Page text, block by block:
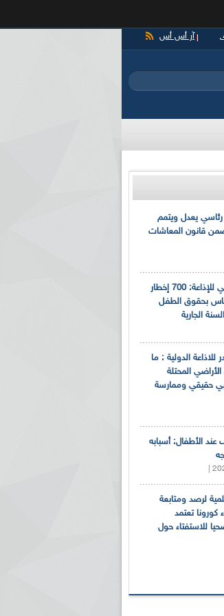
آر أس أس
يعدل ويتمم
قانون المعاشات
مريم شرفي للإذاعة: 700 إخطار
بحقوق الطفل
الجارية
للاذاعة الدولية : ما
المحتلة
حقيقي وممارسة
عند الأطفال: أسبابه
لرصد ومتابعة
كورونا تعتمد
للاستفتاء حول